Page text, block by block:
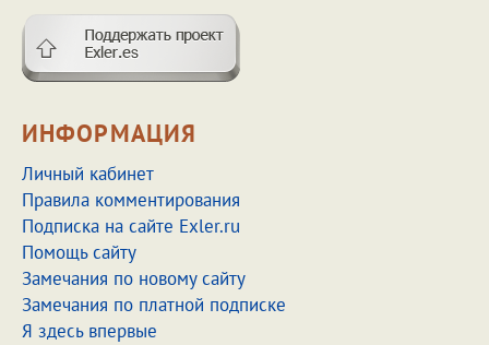
ИНФОРМАЦИЯ
Личный кабинет
Правила комментирования
Подписка на сайте Exler.ru
Помощь сайту
Замечания по новому сайту
Замечания по платной подписке
Я здесь впервые